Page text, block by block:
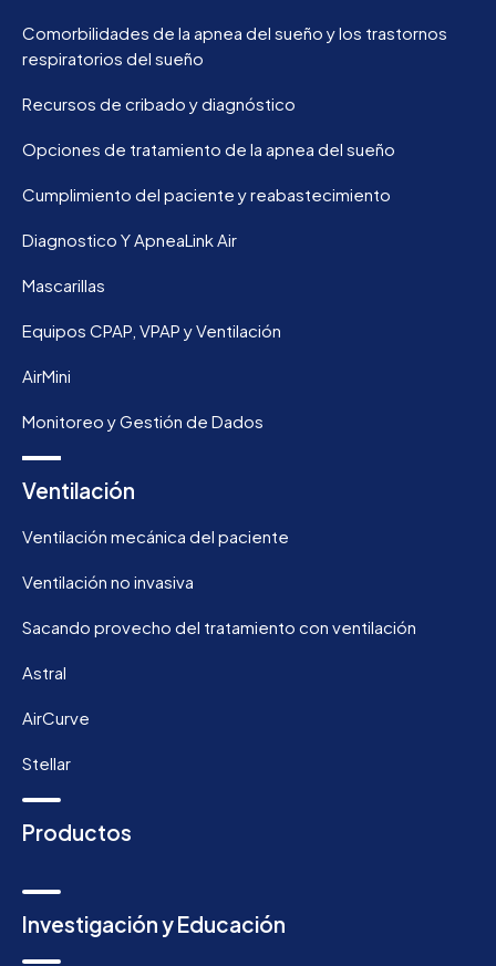
Comorbilidades de la apnea del sueño y los trastornos
respiratorios del sueño
Recursos de cribado y diagnóstico
Opciones de tratamiento de la apnea del sueño
Cumplimiento del paciente y reabastecimiento
Diagnostico Y ApneaLink Air
Mascarillas
Equipos CPAP, VPAP y Ventilación
AirMini
Monitoreo y Gestión de Dados
Ventilación
Ventilación mecánica del paciente
Ventilación no invasiva
Sacando provecho del tratamiento con ventilación
Astral
AirCurve
Stellar
Productos
Investigación y Educación